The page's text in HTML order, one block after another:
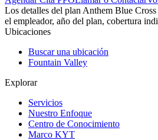
Los detalles del plan Anthem Blue
el empleador, año del plan, cobertura
Ubicaciones
Buscar una ubicación
Fountain Valley
Explorar
Servicios
Nuestro Enfoque
Centro de Conocimiento
Marco KYT